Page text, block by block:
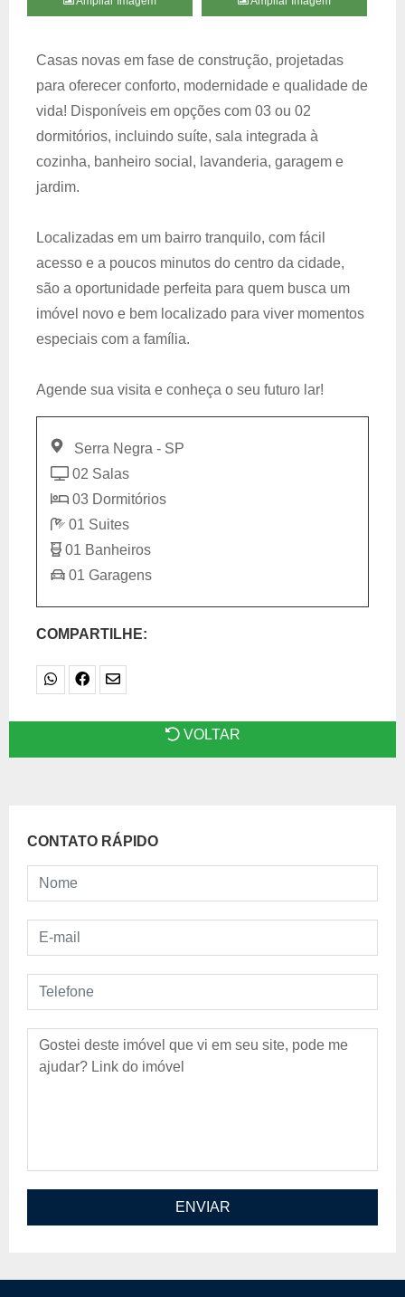
Casas novas em fase de construção, projetadas
para oferecer conforto, modernidade e qualidade de
vida! Disponíveis em opções com 03 ou 02
dormitórios, incluindo suíte, sala integrada à
cozinha, banheiro social, lavanderia, garagem e
jardim.
Localizadas em um bairro tranquilo, com fácil
acesso e a poucos minutos do centro da cidade,
são a oportunidade perfeita para quem busca um
imóvel novo e bem localizado para viver momentos
especiais com a família.
Agende sua visita e conheça o seu futuro lar!
Serra Negra - SP
02 Salas
03 Dormitórios
01 Suites
01 Banheiros
01 Garagens
COMPARTILHE:
VOLTAR
CONTATO RÁPIDO
Nome
E-mail
Telefone
Mensagem
ENVIAR